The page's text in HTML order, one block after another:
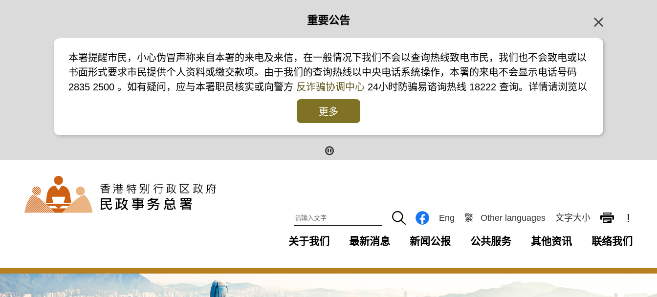
重要公告
本署提醒市民，小心伪冒声称来自本署的来电及来信，在一般情况下我们不会以查询热线致电市民，我们也不会致电或以
书面形式要求市民提供个人资料或缴交款项。由于我们的查询热线以中央电话系统操作，本署的来电不会显示电话号码
2835 2500 。如有疑问，应与本署职员核实或向警方 反诈骗协调中心 24小时防骗易谘询热线 18222 查询。详情请浏览以
二零一九年十月八日的新闻公报
二零一九年七月二十六日的新闻公报
二零一七年四月二十八日的新闻公报
二零一七年四月五日的新闻公报
更多
Eng 繁 Other languages 文字大小 !
关于我们 最新消息 新闻公报 公共服务 其他资讯 联络我们